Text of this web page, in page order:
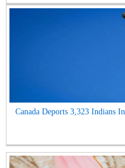
Canada Deports 3,323 Indians